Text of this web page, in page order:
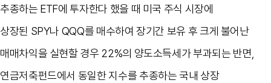
추종하는 ETF에 투자한다 했을 때 미국 주식 시장에
상장된 SPY나 QQQ를 매수하여 장기간 보유 후 크게 불어난
매매차익을 실현할 경우 22%의 양도소득세가 부과되는 반면,
연금저축펀드에서 동일한 지수를 추종하는 국내 상장